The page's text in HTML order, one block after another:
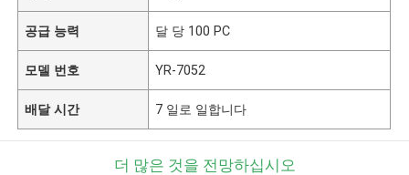
공급 능력 달 당 100 PC
모델 번호 YR-7052
배달 시간 7 일로 일합니다
더 많은 것을 전망하십시오